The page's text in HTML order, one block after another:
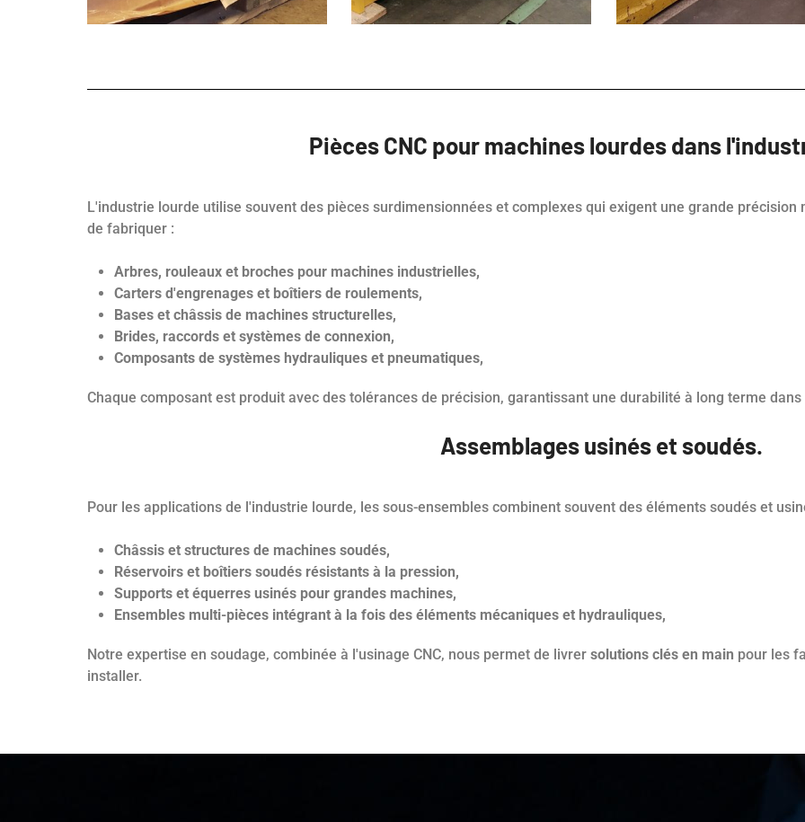
Pièces CNC pour machines lourdes dans
L'industrie lourde utilise souvent des pièces surdimensionnées et complexes qui exigent une grande
de fabriquer :
Arbres, rouleaux et broches pour machines industrielles,
Carters d'engrenages et boîtiers de roulements,
Bases et châssis de machines structurelles,
Brides, raccords et systèmes de connexion,
Composants de systèmes hydrauliques et pneumatiques,
Chaque composant est produit avec des tolérances de précision, garantissant une durabilité à long terme
Assemblages usinés et soudés.
Pour les applications de l'industrie lourde, les sous-ensembles combinent souvent des éléments soudés et
Châssis et structures de machines soudés,
Réservoirs et boîtiers soudés résistants à la pression,
Supports et équerres usinés pour grandes machines,
Ensembles multi-pièces intégrant à la fois des éléments mécaniques et hydrauliques,
Notre expertise en soudage, combinée à l'usinage CNC, nous permet de livrer solutions clés en main pour les
installer.